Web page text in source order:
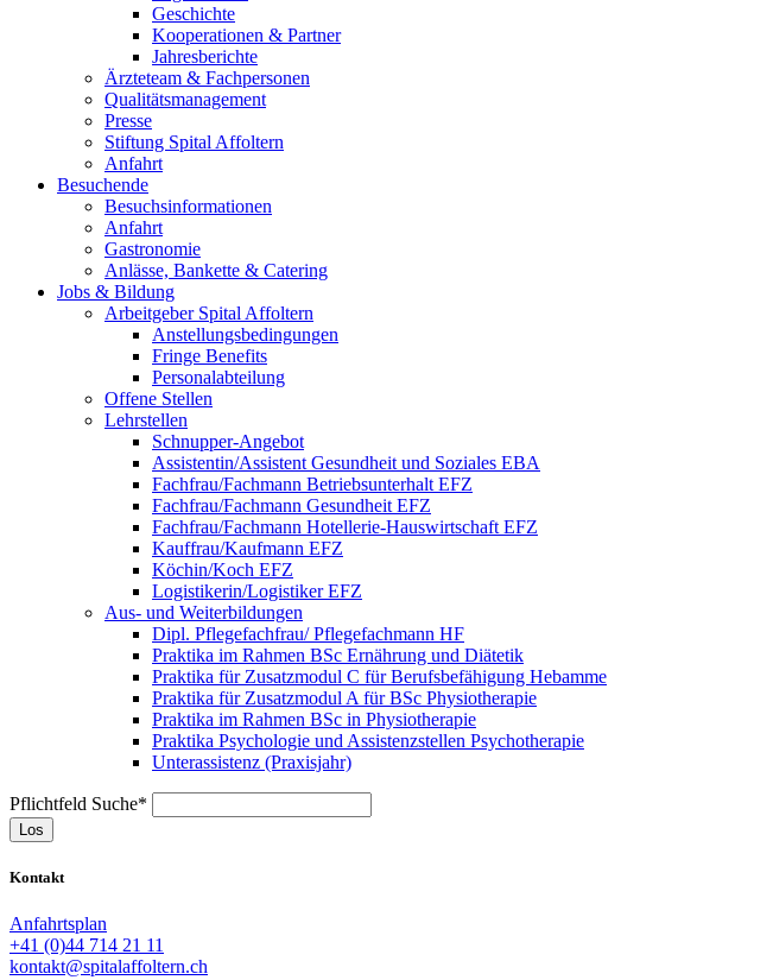
Geschichte
Kooperationen & Partner
Jahresberichte
Ärzteteam & Fachpersonen
Qualitätsmanagement
Presse
Stiftung Spital Affoltern
Anfahrt
Besuchende
Besuchsinformationen
Anfahrt
Gastronomie
Anlässe, Bankette & Catering
Jobs & Bildung
Arbeitgeber Spital Affoltern
Anstellungsbedingungen
Fringe Benefits
Personalabteilung
Offene Stellen
Lehrstellen
Schnupper-Angebot
Assistentin/Assistent Gesundheit und Soziales EBA
Fachfrau/Fachmann Betriebsunterhalt EFZ
Fachfrau/Fachmann Gesundheit EFZ
Fachfrau/Fachmann Hotellerie-Hauswirtschaft EFZ
Kauffrau/Kaufmann EFZ
Köchin/Koch EFZ
Logistikerin/Logistiker EFZ
Aus- und Weiterbildungen
Dipl. Pflegefachfrau/ Pflegefachmann HF
Praktika im Rahmen BSc Ernährung und Diätetik
Praktika für Zusatzmodul C für Berufsbefähigung Hebamme
Praktika für Zusatzmodul A für BSc Physiotherapie
Praktika im Rahmen BSc in Physiotherapie
Praktika Psychologie und Assistenzstellen Psychotherapie
Unterassistenz (Praxisjahr)
Pflichtfeld Suche*
Los
Kontakt
Anfahrtsplan
+41 (0)44 714 21 11
kontakt@spitalaffoltern.ch